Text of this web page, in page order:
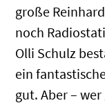
große
noch
Olli Schulz
ein
gut. Aber –